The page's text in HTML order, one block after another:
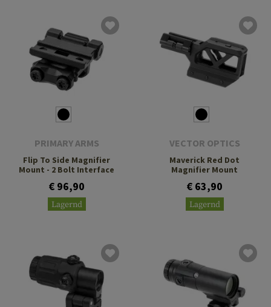
PRIMARY ARMS
Flip To Side Magnifier
Mount - 2 Bolt Interface
€ 96,90
Lagernd
VECTOR OPTICS
Maverick Red Dot
Magnifier Mount
€ 63,90
Lagernd